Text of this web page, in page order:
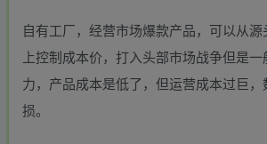
自有工厂，经营市场爆款产品，可以从
上控制成本价，打入头部市场战争但是
力，产品成本是低了，但运营成本过巨
损。